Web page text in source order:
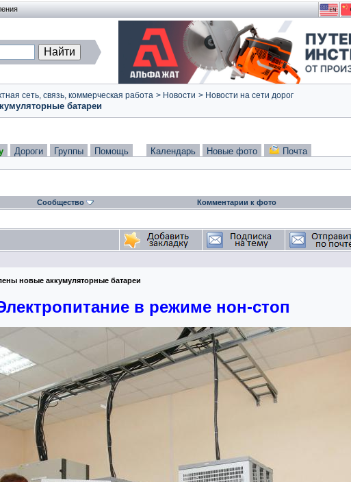
сеть, связь, коммерческая работа > Новости > Новости на сети дорог
батареи
Дороги Группы Помощь Календарь Новые фото Почта
Сообщество Комментарии к фото
новые аккумуляторные батареи
в режиме нон-стоп